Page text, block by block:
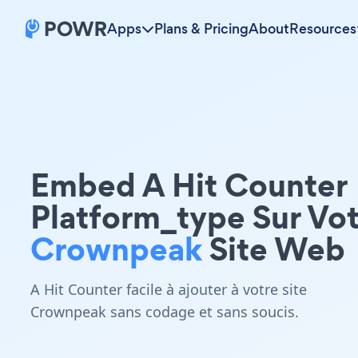
Apps Plans & PricingAboutResources
Embed A Hit Counter
Platform_type Sur
CrownpeakSite Web
A Hit Counter facile à ajouter à votre site
Crownpeak sans codage et sans soucis.